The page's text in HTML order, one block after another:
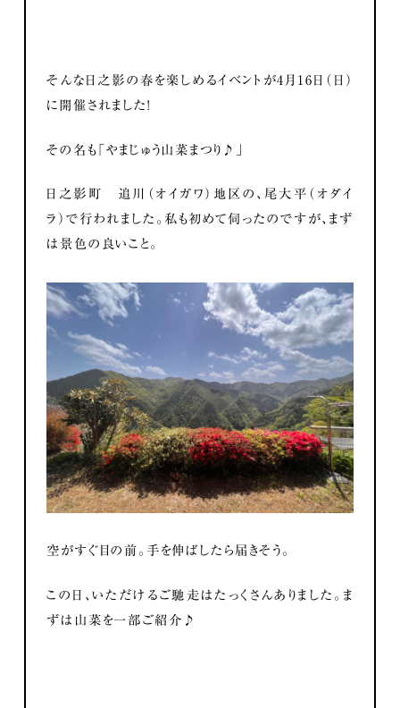
そんな日之影の春を楽しめるイベントが4月16日（日）
に開催されました！
その名も「やまじゅう山菜まつり♪」
日之影町 追川（オイガワ）地区の、尾大平（オダイ
ラ）で行われました。私も初めて伺ったのですが、まず
は景色の良いこと。
空がすぐ目の前。手を伸ばしたら届きそう。
この日、いただけるご馳走はたっくさんありました。ま
ずは山菜を一部ご紹介♪